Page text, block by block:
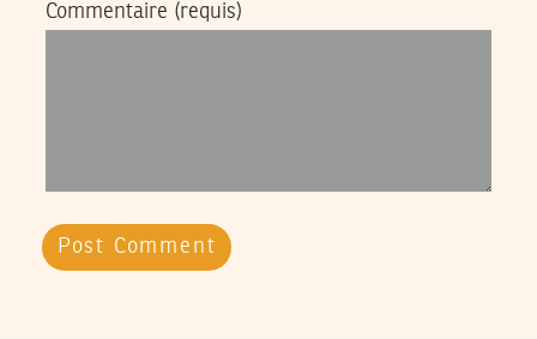
Commentaire (requis)